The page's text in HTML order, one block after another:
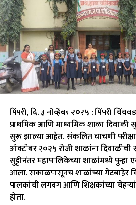
पिंपरी, दि. ३ नोव्हेंबर २०२५ : पिंपरी
प्राथमिक आणि माध्यमिक शाळा दिवाळी
सुरू झाल्या आहेत. संकलित चाचणी
ऑक्टोबर २०२५ रोजी शाळांना दिवाळीची
सुट्टीनंतर महापालिकेच्या शाळांमध्ये पुन्हा
आला. सकाळपासूनच शाळांच्या गेटबाहेर
पालकांची लगबग आणि शिक्षकांच्या
होता.